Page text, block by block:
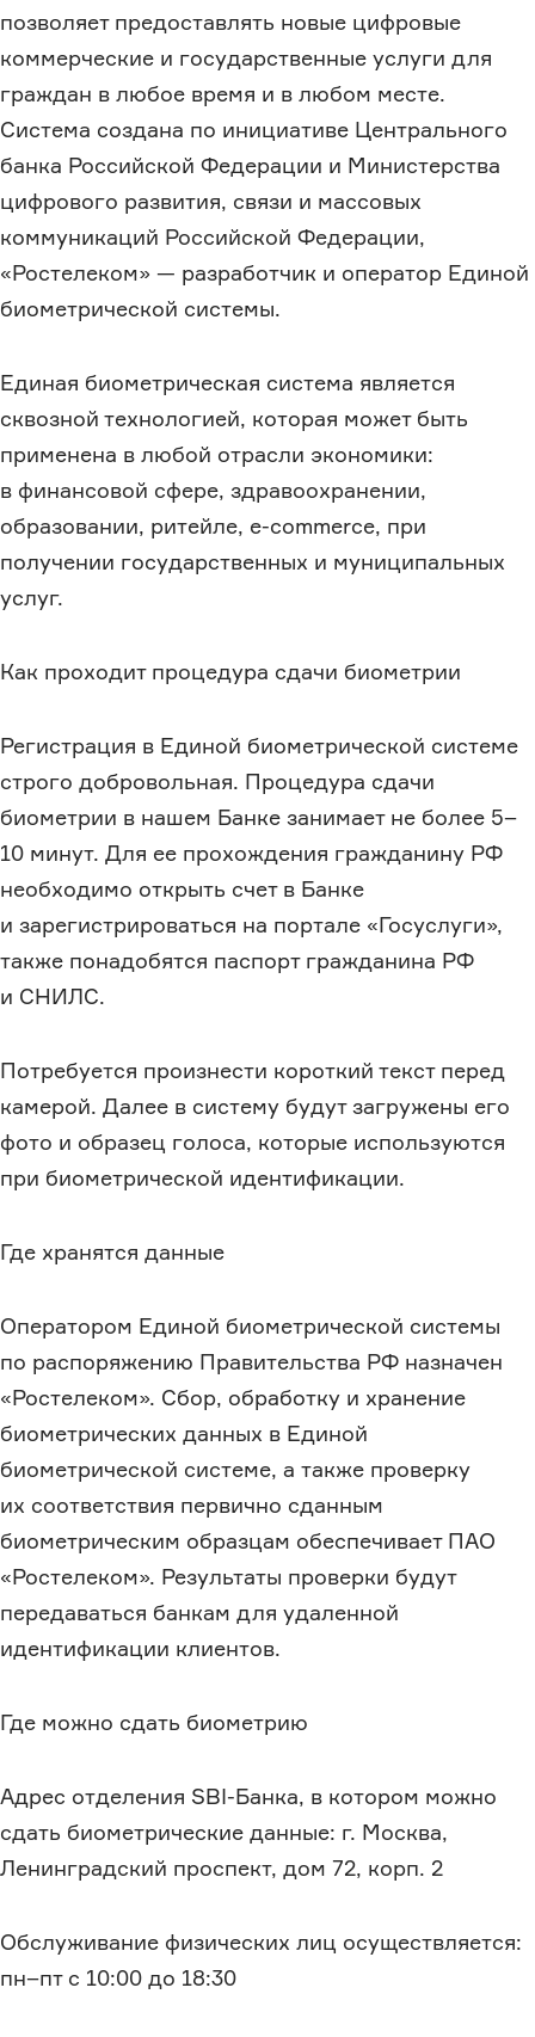
позволяет предоставлять новые цифровые
коммерческие и государственные услуги для
граждан в любое время и в любом месте.
Система создана по инициативе Центрального
банка Российской Федерации и Министерства
цифрового развития, связи и массовых
коммуникаций Российской Федерации,
«Ростелеком» — разработчик и оператор Единой
биометрической системы.
Единая биометрическая система является
сквозной технологией, которая может быть
применена в любой отрасли экономики:
в финансовой сфере, здравоохранении,
образовании, ритейле, e-commerce, при
получении государственных и муниципальных
услуг.
Как проходит процедура сдачи биометрии
Регистрация в Единой биометрической системе
строго добровольная. Процедура сдачи
биометрии в нашем Банке занимает не более 5–
10 минут. Для ее прохождения гражданину РФ
необходимо открыть счет в Банке
и зарегистрироваться на портале «Госуслуги»,
также понадобятся паспорт гражданина РФ
и СНИЛС.
Потребуется произнести короткий текст перед
камерой. Далее в систему будут загружены его
фото и образец голоса, которые используются
при биометрической идентификации.
Где хранятся данные
Оператором Единой биометрической системы
по распоряжению Правительства РФ назначен
«Ростелеком». Сбор, обработку и хранение
биометрических данных в Единой
биометрической системе, а также проверку
их соответствия первично сданным
биометрическим образцам обеспечивает ПАО
«Ростелеком». Результаты проверки будут
передаваться банкам для удаленной
идентификации клиентов.
Где можно сдать биометрию
Адрес отделения SBI-Банка, в котором можно
сдать биометрические данные: г. Москва,
Ленинградский проспект, дом 72, корп. 2
Обслуживание физических лиц осуществляется:
пн–пт с 10:00 до 18:30